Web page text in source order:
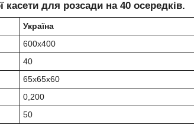
касети для розсади на 40 осередків.
Україна
600х400
40
65х65х60
0,200
50